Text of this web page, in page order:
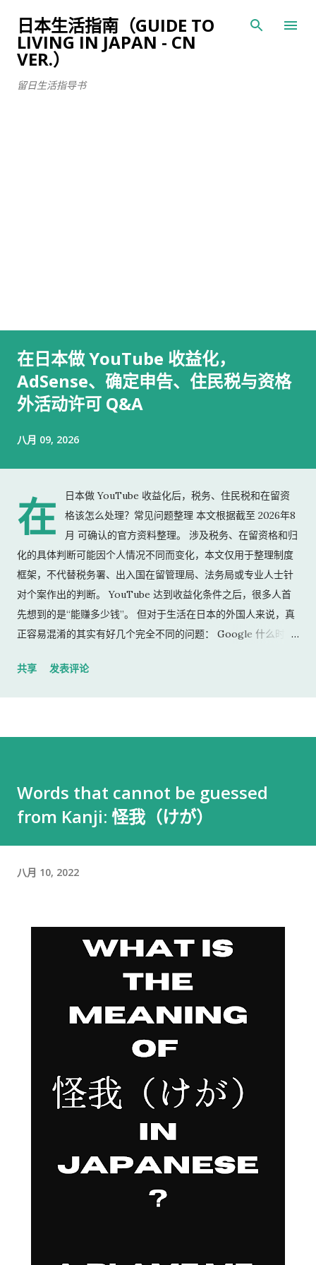
跳至主要内容
日本生活指南（GUIDE TO
LIVING IN JAPAN - CN
VER.）
留日生活指导书
在日本做 YouTube 收益化，
AdSense、确定申告、住民税与资格
外活动许可 Q&A
八月 09, 2026
在
日本做 YouTube 收益化后，税务、住民税和在留资
格该怎么处理？常见问题整理 本文根据截至 2026年8
月 可确认的官方资料整理。 涉及税务、在留资格和归
化的具体判断可能因个人情况不同而变化，本文仅用于整理制度
框架，不代替税务署、出入国在留管理局、法务局或专业人士针
对个案作出的判断。 YouTube 达到收益化条件之后，很多人首
先想到的是“能赚多少钱”。 但对于生活在日本的外国人来说，真
正容易混淆的其实有好几个完全不同的问题： Google 什么时候
住民税会不会通知公司？持工作签证做 YouTube 是否需要资格
没有达到 8,000 日元，Google 通常不会立即向银行账户汇款，
而是把余额结转到之后的月份。( Google 帮助 ) 例如： 第一个
月：2,000日元 第二个月：3,000日元 第三个月：2,000日元 累
日元，并且账户不存在付款保留等问题，才会进入实际付款流
行汇款，是不是就不算当年的收入？ 不能简单地这样理解。 日本
所得税原则上并不是单纯按照“钱什么时候进入银行账户”来决定
收入归属年度。 国税厅说明，即使年末之前还没有实际收到现
金，只要取得收入的权利已经确定，也可能属于该年度的收入。
至于权利在哪个时间点确定，要根据交易内容、性质、合同约定
8,000日元 ↓ Google 没有汇款 ↓ 所以这一年税务收入一定是0
是保存： AdSense 每月最终确定收益 Transactions记录 收益调
整记录 年末账户余额 ...
共享 发表评论
Words that cannot be guessed
from Kanji: 怪我（けが）
八月 10, 2022